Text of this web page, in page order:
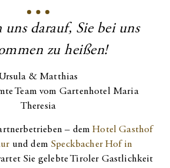
uns darauf, Sie bei uns
zu heißen!
Ursula & Matthias
Team vom Gartenhotel Maria
Theresia
– demHotel Gasthof
und dem Speckbacher Hof in
Sie gelebte Tiroler Gastlichkeit